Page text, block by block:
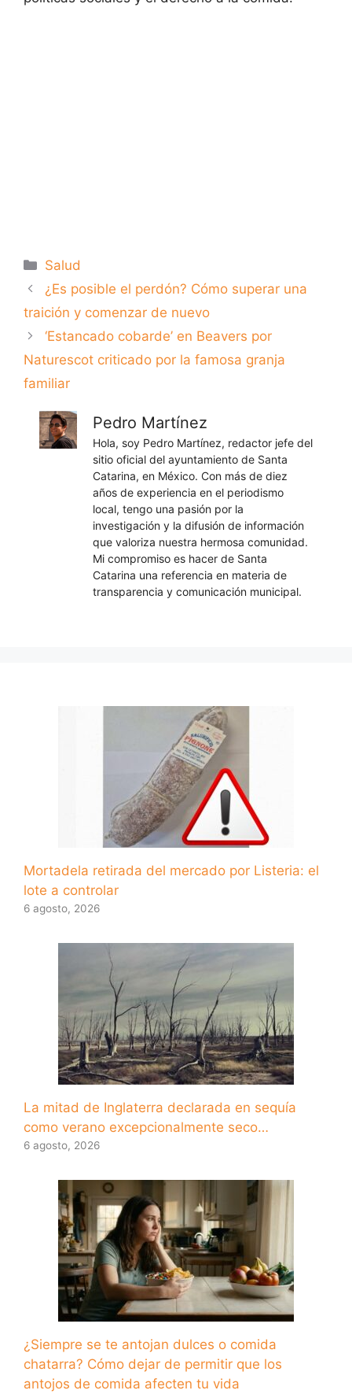
Categorías
Salud
¿Es posible el perdón? Cómo superar una
traición y comenzar de nuevo
‘Estancado cobarde’ en Beavers por
Naturescot criticado por la famosa granja
familiar
Pedro Martínez
Hola, soy Pedro Martínez, redactor jefe del
sitio oficial del ayuntamiento de Santa
Catarina, en México. Con más de diez
años de experiencia en el periodismo
local, tengo una pasión por la
investigación y la difusión de información
que valoriza nuestra hermosa comunidad.
Mi compromiso es hacer de Santa
Catarina una referencia en materia de
transparencia y comunicación municipal.
Mortadela retirada del mercado por Listeria: el
lote a controlar
6 agosto, 2026
La mitad de Inglaterra declarada en sequía
como verano excepcionalmente seco…
6 agosto, 2026
¿Siempre se te antojan dulces o comida
chatarra? Cómo dejar de permitir que los
antojos de comida afecten tu vida